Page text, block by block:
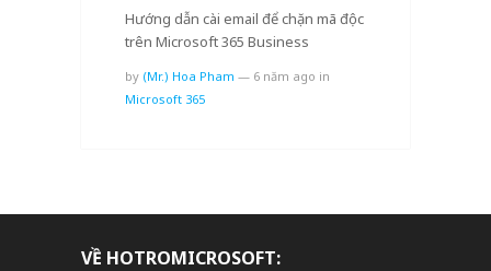
Hướng dẫn cài email để chặn mã độc
trên Microsoft 365 Business
by (Mr.) Hoa Pham — 6 năm ago in
Microsoft 365
VỀ HOTROMICROSOFT: